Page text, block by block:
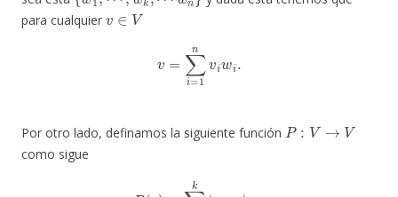
para cualquier
V
=1
Por otro lado, definamos la siguiente función
P: →
como sigue
1